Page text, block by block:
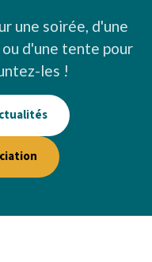
une soirée, d'une
d'une tente pour
les !